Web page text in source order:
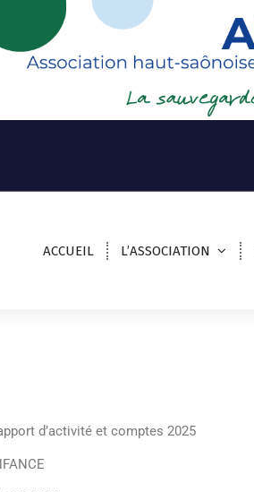
ACCUEIL L’ASSOCIATION
d’activité et comptes 2025